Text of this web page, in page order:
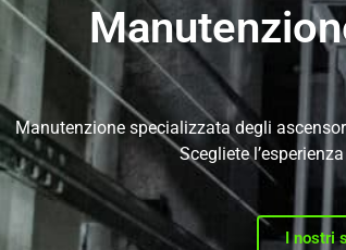
Manutenzione specializzata degli
Scegliete
I nostri